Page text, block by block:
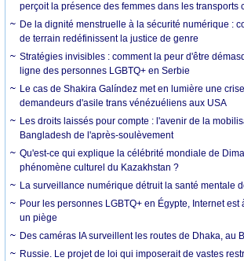
perçoit la présence des femmes dans les transports
De la dignité menstruelle à la sécurité numérique :
de terrain redéfinissent la justice de genre
Stratégies invisibles : comment la peur d'être
ligne des personnes LGBTQ+ en Serbie
Le cas de Shakira Galíndez met en lumière une
demandeurs d'asile trans vénézuéliens aux USA
Les droits laissés pour compte : l'avenir de la
Bangladesh de l'après-soulèvement
Qu'est-ce qui explique la célébrité mondiale de
phénomène culturel du Kazakhstan ?
La surveillance numérique détruit la santé mentale
Pour les personnes LGBTQ+ en Égypte, Internet
un piège
Des caméras IA surveillent les routes de Dhaka, au
Russie. Le projet de loi qui imposerait de vastes